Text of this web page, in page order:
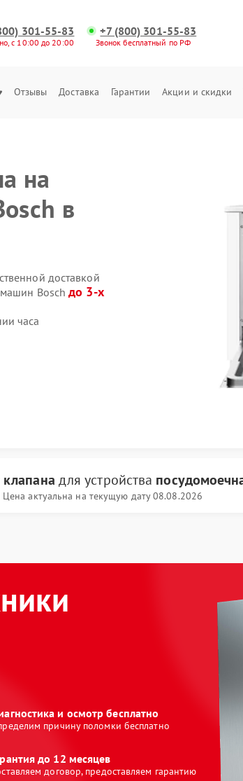
301-55-83
с 10:00 до 20:00
+7 (800) 301-55-83
Звонок бесплатный по РФ
Отзывы Доставка Гарантии Акции и скидки
на
в
доставкой
машин Boschдо 3-х
часа
для устройства
Цена актуальна на текущую дату 08.08.2026
и осмотр бесплатно
причину поломки бесплатно
до 12 месяцев
договор, предоставляем гарантию